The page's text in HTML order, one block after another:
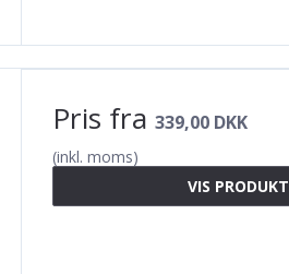
Pris fra 339,00 DKK
(inkl. moms)
VIS PRODUKT